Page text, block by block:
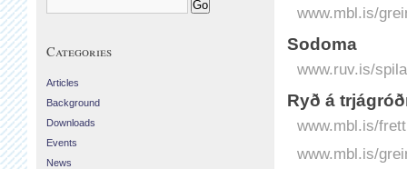
www.mbl.is/
Sodoma
www.ruv.is/
Ryð á
www.mbl.is/
www.mbl.is/
Categories
Articles
Background
Downloads
Events
News